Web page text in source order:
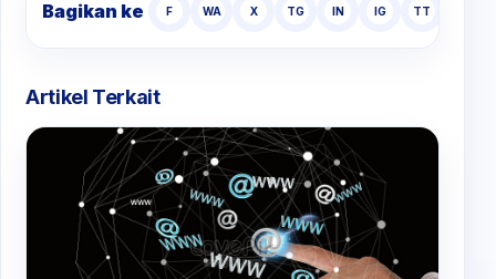
Bagikan ke F WA X TG IN IG TT
Artikel Terkait